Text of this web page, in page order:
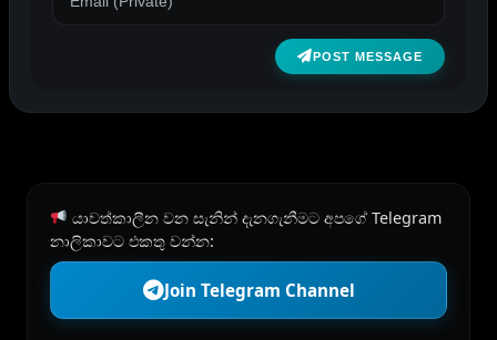
POST MESSAGE
යාවත්කාලීන වන සැනින් දැනගැනීමට අපගේ Telegram
නාලිකාවට එකතු වන්න:
Join Telegram Channel